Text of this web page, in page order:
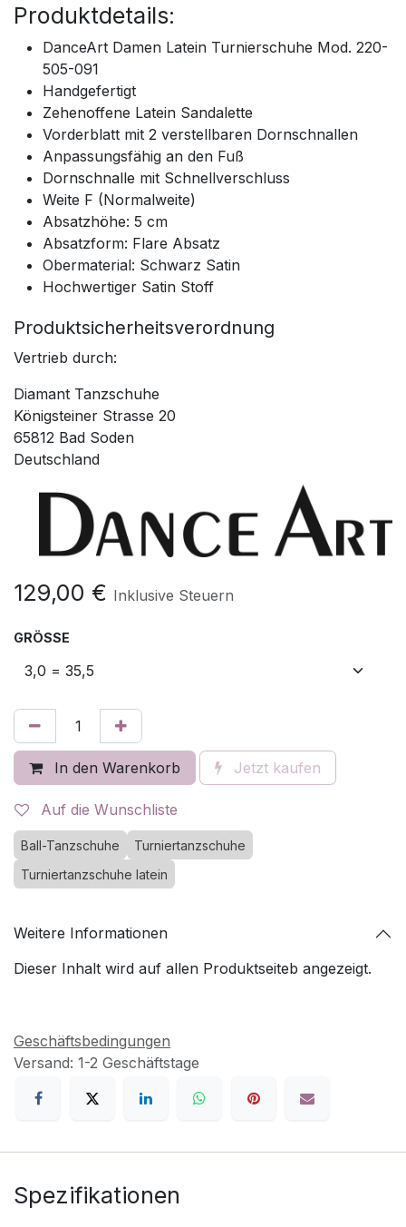
Produktdetails:
DanceArt Damen Latein Turnierschuhe Mod. 220-
505-091
Handgefertigt
Zehenoffene Latein Sandalette
Vorderblatt mit 2 verstellbaren Dornschnallen
Anpassungsfähig an den Fuß
Dornschnalle mit Schnellverschluss
Weite F (Normalweite)
Absatzhöhe: 5 cm
Absatzform: Flare Absatz
Obermaterial: Schwarz Satin
Hochwertiger Satin Stoff
Produktsicherheitsverordnung
Vertrieb durch:
Diamant Tanzschuhe
Königsteiner Strasse 20
65812 Bad Soden
Deutschland
129,00 € Inklusive Steuern
GRÖSSE
In den Warenkorb Jetzt kaufen
Auf die Wunschliste
Ball-Tanzschuhe
Turniertanzschuhe
Turniertanzschuhe latein
Weitere Informationen
Dieser Inhalt wird auf allen Produktseiteb angezeigt.
Geschäftsbedingungen
Versand: 1-2 Geschäftstage
Spezifikationen